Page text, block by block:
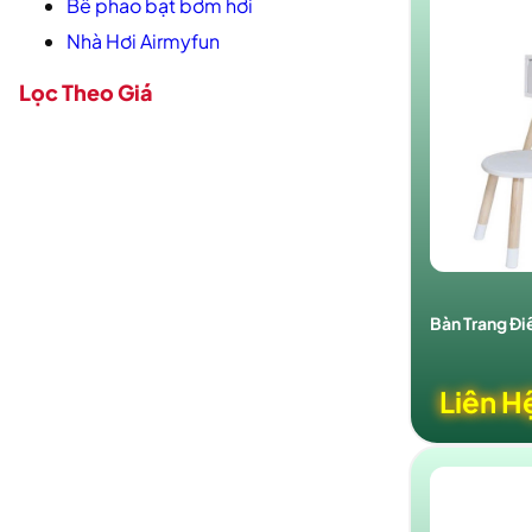
Bể phao bạt bơm hơi
Nhà Hơi Airmyfun
Lọc Theo Giá
Bàn Trang
Liên